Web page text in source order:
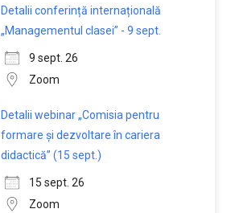
Detalii conferință internațională
„Managementul clasei” - 9 sept.
9 sept. 26
Zoom
Detalii webinar „Comisia pentru
formare și dezvoltare în cariera
didactică” (15 sept.)
15 sept. 26
Zoom